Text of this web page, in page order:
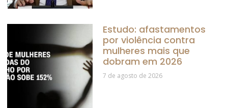
Estudo: afastamentos
por violência contra
mulheres mais que
dobram em 2026
7 de agosto de 2026